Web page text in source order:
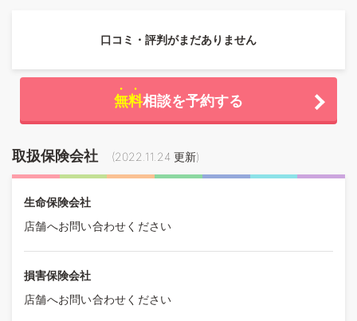
口コミ・評判がまだありません
無料相談を予約する
取扱保険会社 (2022.11.24 更新)
生命保険会社
店舗へお問い合わせください
損害保険会社
店舗へお問い合わせください